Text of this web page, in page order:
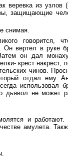
веревка из узлов
защищающие
снимая.
говорится,
Он вертел в руке
он дал
крест накрест,
чинов.
отдал ему
использовал
дьявол не может
и работают.
амулета.